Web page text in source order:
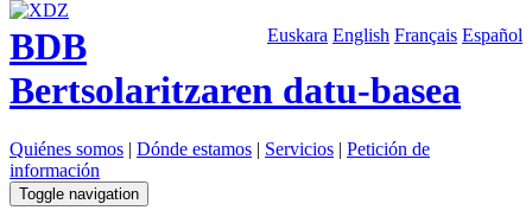
Euskara English Français Español
BDB
Bertsolaritzaren datu-basea
Quiénes somos | Dónde estamos | Servicios | Petición de
información
Toggle navigation